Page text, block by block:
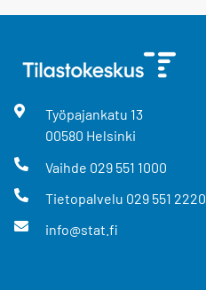
Työpajankatu 13
00580 Helsinki
Vaihde 029 551 1000
Tietopalvelu 029 551 2220
info@stat.fi